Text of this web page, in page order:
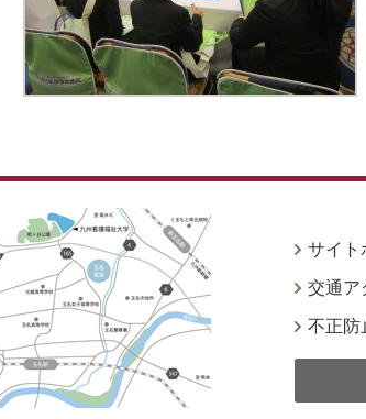
サイト
交通ア
不正防